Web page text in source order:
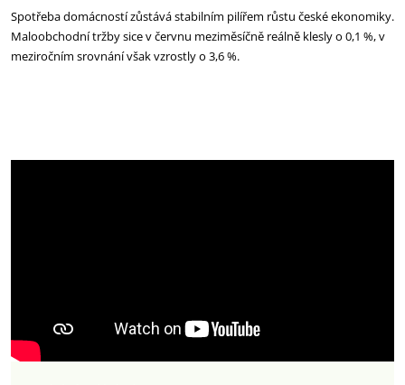
Spotřeba domácností zůstává stabilním pilířem růstu české ekonomiky.
Maloobchodní tržby sice v červnu meziměsíčně reálně klesly o 0,1 %, v
meziročním srovnání však vzrostly o 3,6 %.